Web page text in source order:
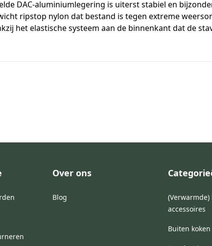
DAC-aluminiumlegering is uiterst stabiel en
ripstop nylon dat bestand is tegen extreme
het elastische systeem aan de binnenkant dat de
Over ons
Blog
accessoires
Buiten koken